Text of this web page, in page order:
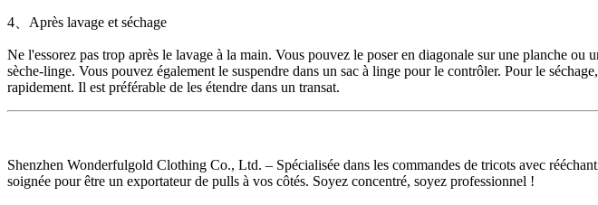
4、Après lavage et séchage
Ne l'essorez pas trop après le lavage à la main. Vous pouvez le poser en diagonale sur une planche
sèche-linge. Vous pouvez également le suspendre dans un sac à linge pour le contrôler. Pour le
rapidement. Il est préférable de les étendre dans un transat.
Shenzhen Wonderfulgold Clothing Co., Ltd. – Spécialisée dans les commandes de tricots avec
soignée pour être un exportateur de pulls à vos côtés. Soyez concentré, soyez professionnel !